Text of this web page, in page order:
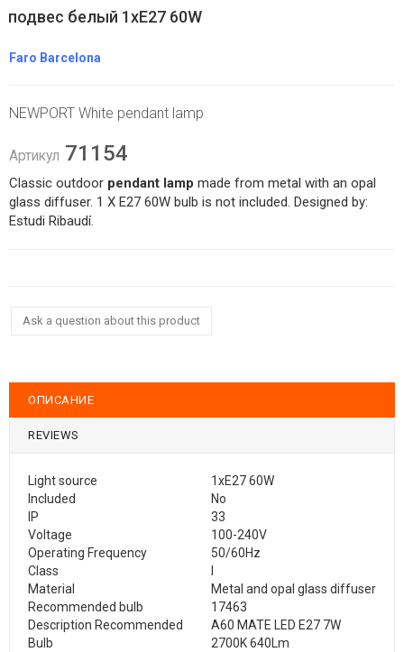
подвес белый 1хE27 60W
Faro Barcelona
NEWPORT White pendant lamp
Артикул 71154
Classic outdoor pendant lamp made from metal with an opal
glass diffuser. 1 X E27 60W bulb is not included. Designed by:
Estudi Ribaudí.
Ask a question about this product
ОПИСАНИЕ
REVIEWS
Light source
1xE27 60W
Included
No
IP
33
Voltage
100-240V
Operating Frequency
50/60Hz
Class
I
Material
Metal and opal glass diffuser
Recommended bulb
17463
Description Recommended
Bulb
A60 MATE LED E27 7W
2700K 640Lm